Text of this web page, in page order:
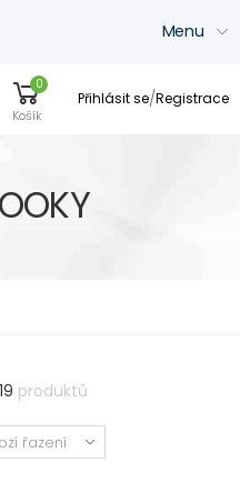
Menu
0
Košík
Přihlásit se/Registrace
produktů